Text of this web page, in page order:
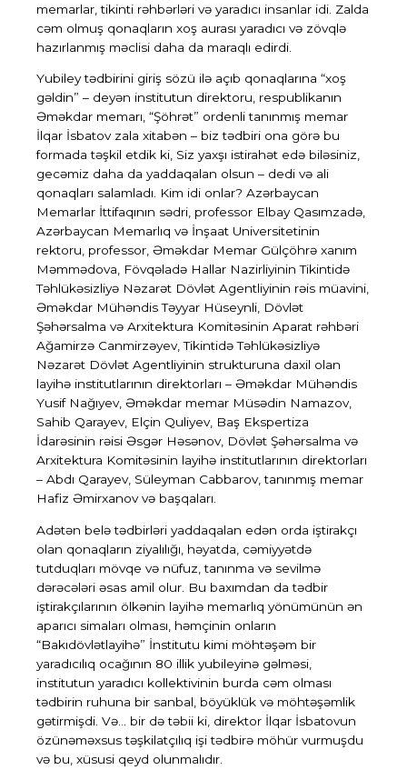
memarlar, tikinti rəhbərləri və yaradıcı insanlar idi. Zalda
cəm olmuş qonaqların xoş aurası yaradıcı və zövqlə
hazırlanmış məclisi daha da maraqlı edirdi.
Yubiley tədbirini giriş sözü ilə açıb qonaqlarına “xoş
gəldin” – deyən institutun direktoru, respublikanın
Əməkdar memarı, “Şöhrət” ordenli tanınmış memar
İlqar İsbatovzala xitabən – biz tədbiri ona görə bu
formada təşkil etdik ki, Siz yaxşı istirahət edə biləsiniz,
gecəmiz daha da yaddaqalan olsun – dedi və ali
qonaqları salamladı. Kim idi onlar? Azərbaycan
Memarlar İttifaqının sədri, professor Elbay Qasımzadə,
Azərbaycan Memarlıq və İnşaat Universitetinin
rektoru, professor, Əməkdar Memar Gülçöhrə xanım
Məmmədova, Fövqəladə Hallar Nazirliyinin Tikintidə
Təhlükəsizliyə Nəzarət Dövlət Agentliyinin rəis müavini,
Əməkdar Mühəndis Təyyar Hüseynli, Dövlət
Şəhərsalma və Arxitektura Komitəsinin Aparat rəhbəri
Ağamirzə Canmirzəyev, Tikintidə Təhlükəsizliyə
Nəzarət Dövlət Agentliyinin strukturuna daxil olan
layihə institutlarının direktorları – Əməkdar Mühəndis
Yusif Nağıyev, Əməkdar memar Müsədin Namazov,
Sahib Qarayev, Elçin Quliyev, Baş Ekspertiza
İdarəsinin rəisi Əsgər Həsənov, Dövlət Şəhərsalma və
Arxitektura Komitəsinin layihə institutlarının direktorları
– Abdı Qarayev, Süleyman Cabbarov, tanınmış memar
Hafiz Əmirxanov və başqaları.
Adətən belə tədbirləri yaddaqalan edən orda iştirakçı
olan qonaqların ziyalılığı, həyatda, cəmiyyətdə
tutduqları mövqe və nüfuz, tanınma və sevilmə
dərəcələri əsas amil olur. Bu baxımdan da tədbir
iştirakçılarının ölkənin layihə memarlıq yönümünün ən
aparıcı simaları olması, həmçinin onların
“Bakıdövlətlayihə” İnstitutu kimi möhtəşəm bir
yaradıcılıq ocağının 80 illik yubileyinə gəlməsi,
institutun yaradıcı kollektivinin burda cəm olması
tədbirin ruhuna bir sanbal, böyüklük və möhtəşəmlik
gətirmişdi. Və… bir də təbii ki, direktor İlqar İsbatovun
özünəməxsus təşkilatçılıq işi tədbirə möhür vurmuşdu
və bu, xüsusi qeyd olunmalıdır.